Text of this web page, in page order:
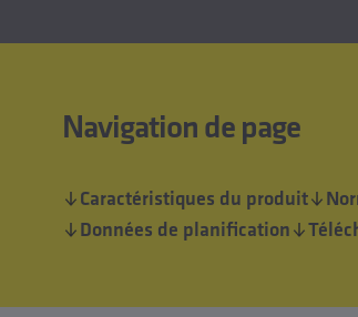
Navigation de page
Caractéristiques du produit
Données de planification